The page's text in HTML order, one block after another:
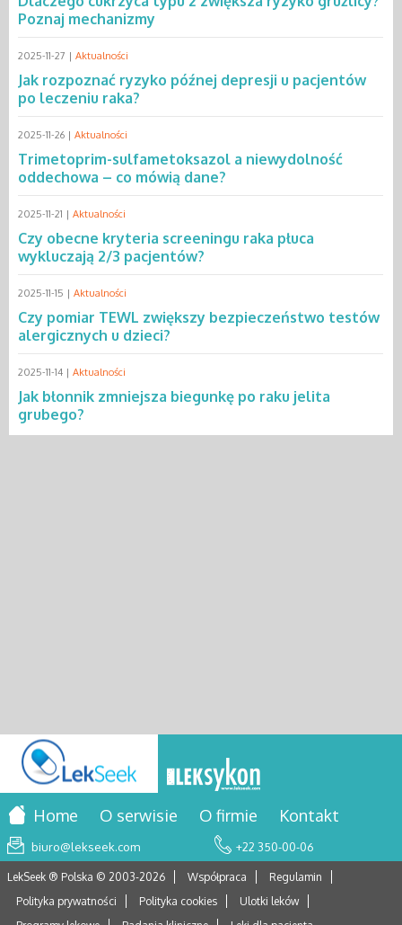
Poznaj mechanizmy
2025-11-27 | Aktualności
Jak rozpoznać ryzyko późnej depresji u pacjentów
po leczeniu raka?
2025-11-26 | Aktualności
Trimetoprim-sulfametoksazol a niewydolność
oddechowa – co mówią dane?
2025-11-21 | Aktualności
Czy obecne kryteria screeningu raka płuca
wykluczają 2/3 pacjentów?
2025-11-15 | Aktualności
Czy pomiar TEWL zwiększy bezpieczeństwo testów
alergicznych u dzieci?
2025-11-14 | Aktualności
Jak błonnik zmniejsza biegunkę po raku jelita
grubego?
Home O serwisie O firmie Kontakt
biuro@lekseek.com +22 350-00-06
LekSeek ® Polska © 2003-2026 Współpraca
Regulamin
Polityka prywatności
Polityka cookies
Ulotki leków